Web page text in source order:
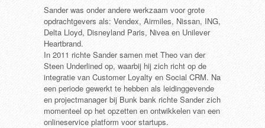
Sander was onder andere werkzaam voor grote
opdracht­gevers als: Vendex, Airmiles, Nissan, ING,
Delta Lloyd, Disneyland Paris, Nivea en Unilever
Heartbrand.
In 2011 richte Sander samen met Theo van der
Steen Underlined op, waarbij hij zich richt op de
integratie van Customer Loyalty en Social CRM. Na
een periode gewerkt te hebben als leidinggevende
en projectmanager bij Bunk bank richte Sander zich
momenteel op het opzetten en ontwikkelen van een
onlineservice platform voor startups.